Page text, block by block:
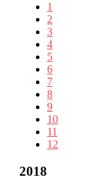
1
2
3
4
5
6
7
8
9
10
11
12
2018